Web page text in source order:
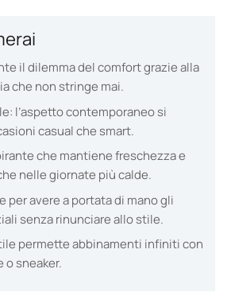
il dilemma del comfort grazie alla
che non stringe mai.
l’aspetto contemporaneo si
casual che smart.
che mantiene freschezza e
nelle giornate più calde.
per avere a portata di mano gli
senza rinunciare allo stile.
permette abbinamenti infiniti con
o sneaker.